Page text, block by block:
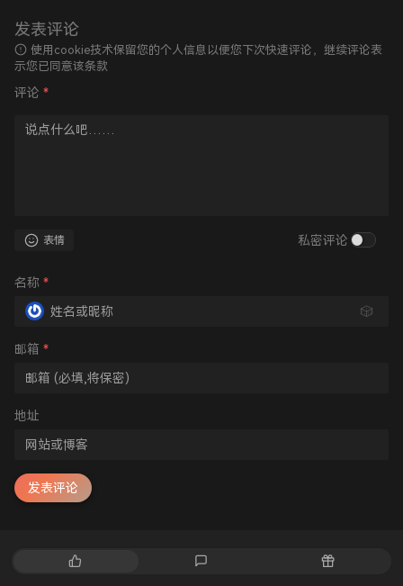
发表评论
使用cookie技术保留您的个人信息以便您下次快速评论，继续评论表
示您已同意该条款
评论 *
表情 私密评论
名称 *
🎲
邮箱 *
地址
发表评论
热
随